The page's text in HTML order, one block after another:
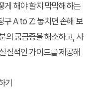
게 해야 할지 막막해하는
구 A to Z: 놓치면 손해 보
의 궁금증을 해소하고, 사
질적인 가이드를 제공해
기